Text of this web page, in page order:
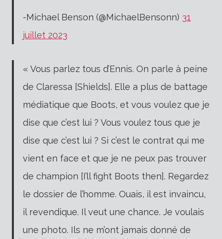
-Michael Benson (@MichaelBensonn) 31
juillet 2023
« Vous parlez tous d’Ennis. On parle à peine
de Claressa [Shields]. Elle a plus de battage
médiatique que Boots, et vous voulez que je
dise que c’est lui ? Vous voulez tous que je
dise que c’est lui ? Si c’est le contrat qui me
vient en face et que je ne peux pas trouver
de champion [I’ll fight Boots then]. Regardez
le dossier de l’homme. Ouais, il est invaincu,
il revendique. Il veut une chance. Je voulais
une photo. Ils ne m’ont jamais donné de